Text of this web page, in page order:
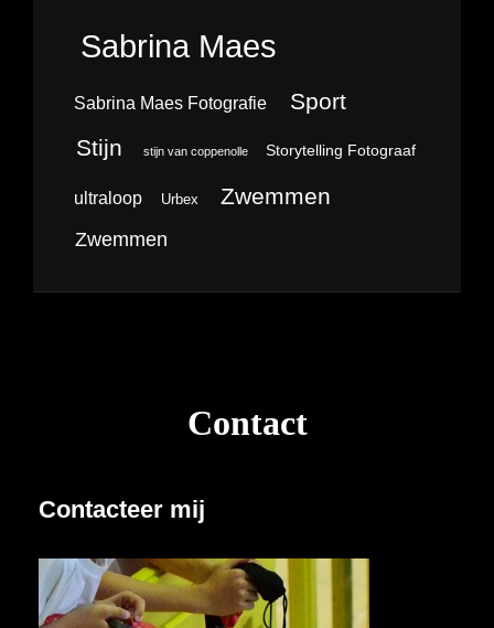
Sabrina Maes
Sabrina Maes Fotografie Sport
Stijn stijn van coppenolle Storytelling Fotograaf
ultraloop Urbex Zwemmen
Zwemmen
Contact
Contacteer mij